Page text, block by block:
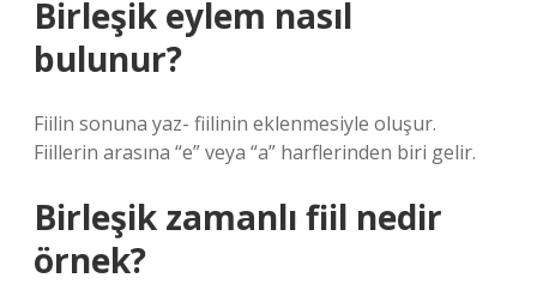
Birleşik eylem nasıl
bulunur?
Fiilin sonuna yaz- fiilinin eklenmesiyle oluşur.
Fiillerin arasına “e” veya “a” harflerinden biri gelir.
Birleşik zamanlı fiil nedir
örnek?